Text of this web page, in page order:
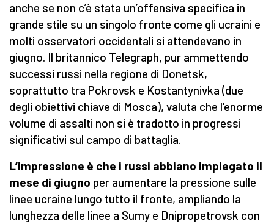
anche se non c’è stata un’offensiva specifica in
grande stile su un singolo fronte come gli ucraini e
molti osservatori occidentali si attendevano in
giugno. Il britannico Telegraph, pur ammettendo
successi russi nella regione di Donetsk,
soprattutto tra Pokrovsk e Kostantynivka (due
degli obiettivi chiave di Mosca), valuta che l'enorme
volume di assalti non si è tradotto in progressi
significativi sul campo di battaglia.
L’impressione è che i russi abbiano impiegato il
mese di giugno per aumentare la pressione sulle
linee ucraine lungo tutto il fronte, ampliando la
lunghezza delle linee a Sumy e Dnipropetrovsk con